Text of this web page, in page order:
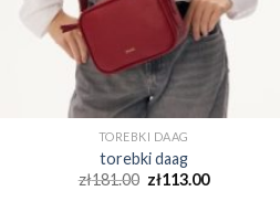
TOREBKI DAAG
torebki daag
zł181.00 zł113.00